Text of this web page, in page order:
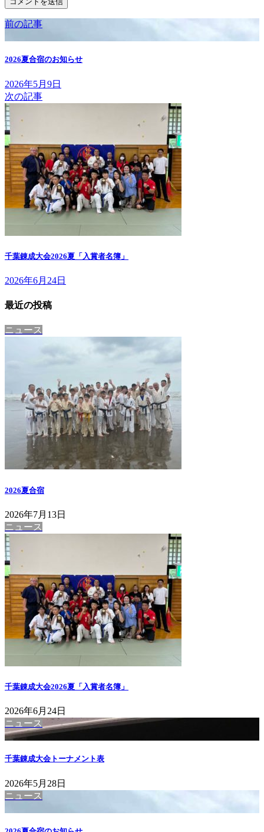
前の記事
2026夏合宿のお知らせ
2026年5月9日
次の記事
千葉錬成大会2026夏「入賞者名簿」
2026年6月24日
最近の投稿
ニュース
2026夏合宿
2026年7月13日
ニュース
千葉錬成大会2026夏「入賞者名簿」
2026年6月24日
ニュース
千葉錬成大会トーナメント表
2026年5月28日
ニュース